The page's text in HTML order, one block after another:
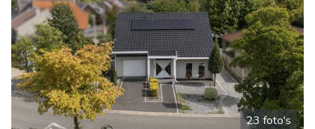
23 foto's